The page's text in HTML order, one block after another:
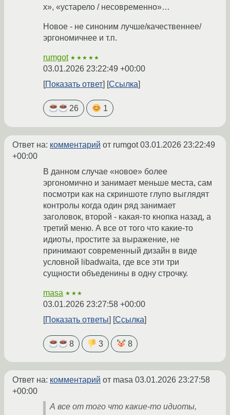
x», «устарело / несовременно»…
Новое - не синоним лучше/качественнее/
эргономичнее и т.п.
rumgot ★★★★★
03.01.2026 23:22:49 +00:00
Показать ответ
Ссылка
26 1
Ответ на: комментарий от rumgot03.01.2026 23:22:49
+00:00
В данном случае «новое» более
эргономично и занимает меньше места, сам
посмотри как на скриншоте глупо выглядят
контролы когда один ряд занимает
заголовок, второй - какая-то кнопка назад, а
третий меню. А все от того что какие-то
идиоты, простите за выражение, не
принимают современный дизайн в виде
условной libadwaita, где все эти три
сущности объеденины в одну строчку.
masa ★★★
03.01.2026 23:27:58 +00:00
Показать ответы
Ссылка
8 3 8
Ответ на: комментарий от masa 03.01.2026 23:27:58
+00:00
А все от того что какие-то идиоты,